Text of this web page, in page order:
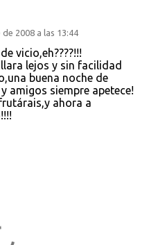
2008 a las 13:44
vicio,eh????!!!
lejos y sin facilidad
buena noche de
amigos siempre apetece!
ahora a